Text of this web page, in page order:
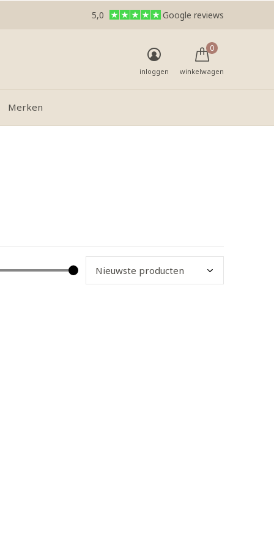
Merken
inloggen winkelwagen
0
5,0 Google reviews